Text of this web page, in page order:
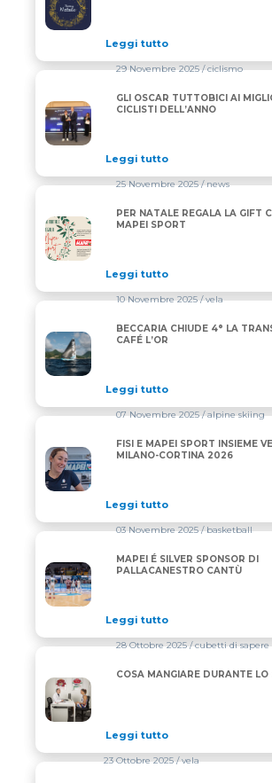
Leggi tutto
GLI OSCAR TUTTOBICI AI
29 Novembre 2025/ ciclismo
GLI OSCAR TUTTOBICI AI
CICLISTI DELL’ANNO
Leggi tutto
PER NATALE REGALA LA GIFT
25 Novembre 2025/ news
PER NATALE REGALA LA GIFT
MAPEI SPORT
Leggi tutto
BECCARIA CHIUDE 4° LA TRANSAT
10 Novembre 2025/ vela
BECCARIA CHIUDE 4° LA
CAFÉ L’OR
Leggi tutto
FISI E MAPEI SPORT INSIEME
07 Novembre 2025/ alpine skiing
FISI E MAPEI SPORT INSIEME
MILANO-CORTINA 2026
Leggi tutto
MAPEI É SILVER SPONSOR DI
03 Novembre 2025/ basketball
MAPEI É SILVER SPONSOR DI
PALLACANESTRO CANTÙ
Leggi tutto
COSA MANGIARE DURANTE LO
28 Ottobre 2025/ cubetti di sapere
COSA MANGIARE DURANTE LO
Leggi tutto
23 Ottobre 2025/ vela